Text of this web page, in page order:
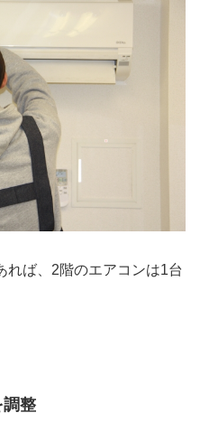
れば、2階のエアコンは1台
調整